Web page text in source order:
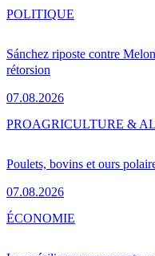
Sánchez riposte contre
rétorsion
07.08.2026
POLITIQUE
Poulets, bovins et ours
07.08.2026
PROAGRICULTURE &
ÉCONOMIE